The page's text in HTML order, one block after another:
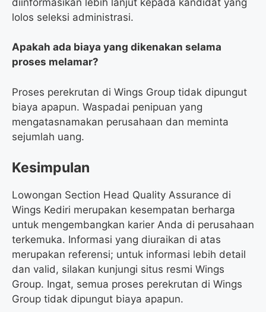
lolos seleksi administrasi.
Apakah ada biaya yang dikenakan selama
proses melamar?
Proses perekrutan di Wings Group tidak dipungut
biaya apapun. Waspadai penipuan yang
mengatasnamakan perusahaan dan meminta
sejumlah uang.
Kesimpulan
Lowongan Section Head Quality Assurance di
Wings Kediri merupakan kesempatan berharga
untuk mengembangkan karier Anda di perusahaan
terkemuka. Informasi yang diuraikan di atas
merupakan referensi; untuk informasi lebih detail
dan valid, silakan kunjungi situs resmi Wings
Group. Ingat, semua proses perekrutan di Wings
Group tidak dipungut biaya apapun.